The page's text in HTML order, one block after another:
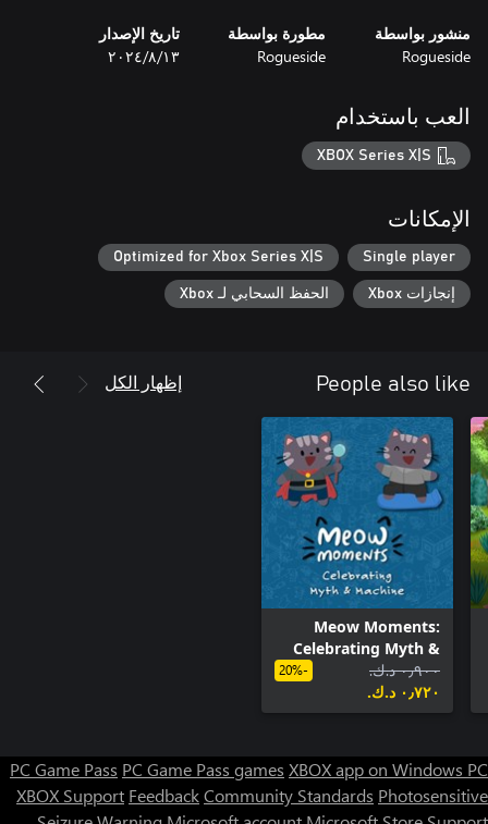
Travel through time and uncover hidden secrets in beautifully
Enjoy a soothing soundtrack as you lose yourself in the art of
discovery
منشور بواسطة
Rogueside
مطورة بواسطة
Rogueside
تاريخ الإصدار
١٣‏/٨‏/٢٠٢٤
العب باستخدام
XBOX Series X|S
الإمكانات
Single player
Optimized for Xbox Series X|S
إنجازات Xbox الحفظ السحابي لـ Xbox
People also like إظهار الكل
Meow Moments:
Celebrating Myth &
Machine
٠٫٩٠٠ د.ك.‏
٠٫٧٢٠ د.ك.‏
-20%
PC Game Pass PC Game Pass games XBOX app on Windows PC
XBOX Support FeedbackCommunity Standards Photosensitive